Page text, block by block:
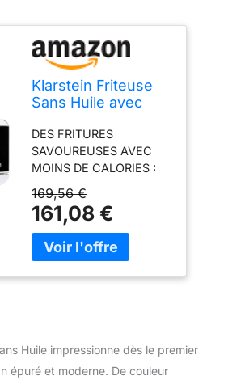
Klarstein Friteuse
Sans Huile avec
au Chaud, Friteuse
Air Chaud Air Fryer
XL 2450W, Mini
Electrique Sans
Huile, Airfryer 18L à
Chauffage Rapide,
Minuterie, 10
Programmes
DES FRITURES
SAVOUREUSES AVEC
MOINS DE CALORIES :
circuler de l'air chaud
autour des aliments pour
les rendre croustillants -
c'est comme la friture,
air fryer ombine une
puissance de 2450 W
169,56 €
161,08 €
Huile impressionne dès le premier
épuré et moderne. De couleur